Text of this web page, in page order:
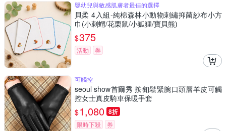
嬰幼兒與敏感肌膚者最佳的選擇
貝柔 4入組-純棉森林小動物刺繡抑菌紗布小方
巾(小刺蝟/花栗鼠/小狐狸/寶貝熊)
$375
活動 券
可觸控
seoul show首爾秀 按釦鬆緊腕口頭層羊皮可觸
控女士真皮騎車保暖手套
$1,080 8折
限時下殺 券